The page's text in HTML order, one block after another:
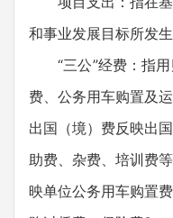
和事业发展目标所发生
“三公”经费：指
费、公务用车购置及
出国（境）费反映出
助费、杂费、培训费
映单位公务用车购置